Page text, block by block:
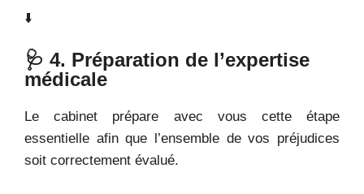
⬇️
🩺 4. Préparation de l’expertise
médicale
Le cabinet prépare avec vous cette étape
essentielle afin que l’ensemble de vos préjudices
soit correctement évalué.